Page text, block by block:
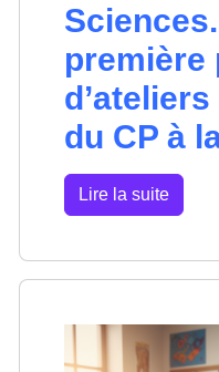
première
du CP à
Lire la suite